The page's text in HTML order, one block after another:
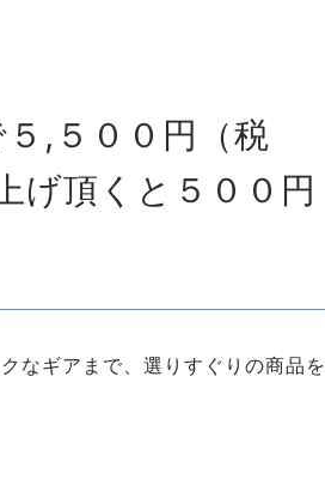
,５００円（税
げ頂くと５００円
なギアまで、選りすぐりの商品を